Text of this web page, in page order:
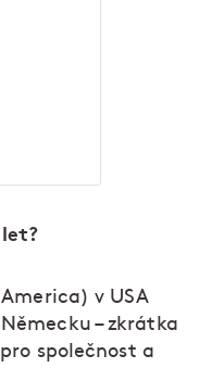
v USA
– zkrátka
společnost a